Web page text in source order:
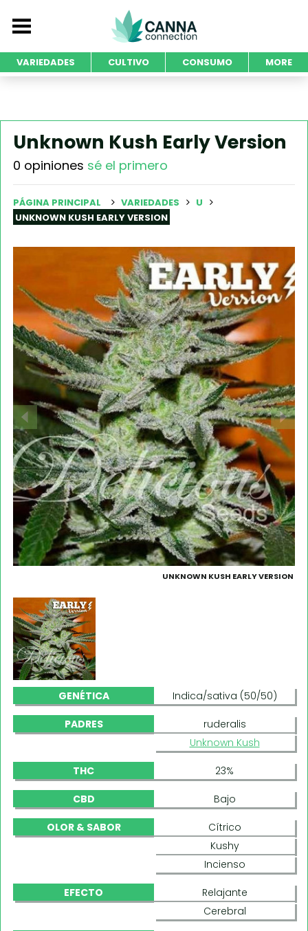
VARIEDADES CULTIVO CONSUMO MORE
Unknown Kush Early Version
0 opiniones sé el primero
PÁGINA PRINCIPAL VARIEDADES
U
UNKNOWN KUSH EARLY VERSION
UNKNOWN KUSH EARLY VERSION
GENÉTICA Indica/sativa (50/50)
PADRES
ruderalis
Unknown Kush
THC 23%
CBD Bajo
OLOR & SABOR
Cítrico
Kushy
Incienso
EFECTO
Relajante
Cerebral